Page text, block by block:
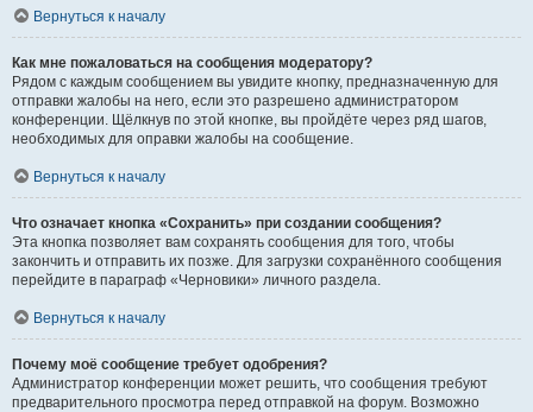
Вернуться к началу
Как мне пожаловаться на сообщения модератору?
Рядом с каждым сообщением вы увидите кнопку, предназначенную для
отправки жалобы на него, если это разрешено администратором
конференции. Щёлкнув по этой кнопке, вы пройдёте через ряд шагов,
необходимых для оправки жалобы на сообщение.
Вернуться к началу
Что означает кнопка «Сохранить» при создании сообщения?
Эта кнопка позволяет вам сохранять сообщения для того, чтобы
закончить и отправить их позже. Для загрузки сохранённого сообщения
перейдите в параграф «Черновики» личного раздела.
Вернуться к началу
Почему моё сообщение требует одобрения?
Администратор конференции может решить, что сообщения требуют
предварительного просмотра перед отправкой на форум. Возможно